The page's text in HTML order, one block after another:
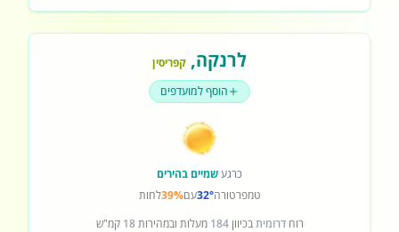
לרנקה, קפריסין
הוסף למועדפים
כרגעשמיים בהירים
טמפרטורה32°עם39%לחות
רוחדרומיתבכיוון184 מעלות ובמהירות18 קמ"ש